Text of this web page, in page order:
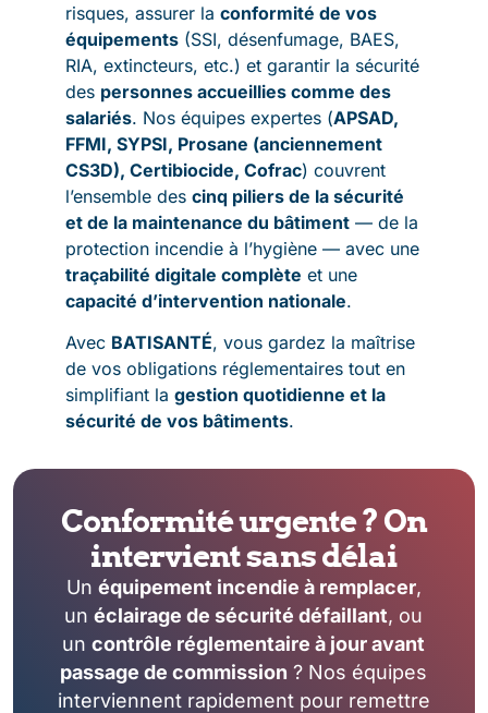
risques, assurer la conformité de vos
équipements(SSI, désenfumage, BAES,
RIA, extincteurs, etc.) et garantir la sécurité
des personnes accueillies comme des
salariés. Nos équipes expertes (APSAD,
FFMI, SYPSI, Prosane (anciennement
CS3D), Certibiocide, Cofrac) couvrent
l’ensemble des cinq piliers de la sécurité
et de la maintenance du bâtiment— de la
protection incendie à l’hygiène — avec une
traçabilité digitale complète et une
capacité d’intervention nationale.
Avec BATISANTÉ, vous gardez la maîtrise
de vos obligations réglementaires tout en
simplifiant la gestion quotidienne et la
sécurité de vos bâtiments.
Conformité urgente ? On
intervient sans délai
Un équipement incendie à remplacer,
unéclairage de sécurité défaillant, ou
uncontrôle réglementaire à jour avant
passage de commission ? Nos équipes
interviennent rapidement pour remettre